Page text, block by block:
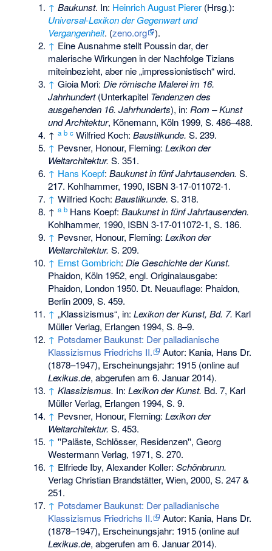
↑ Baukunst. In: Heinrich August Pierer (Hrsg.):
Universal-Lexikon der Gegenwart und
Vergangenheit. (zeno.org
).
↑ Eine Ausnahme stellt Poussin dar, der
malerische Wirkungen in der Nachfolge Tizians
miteinbezieht, aber nie „impressionistisch“ wird.
↑ Gioia Mori:Die römische Malerei im 16.
Jahrhundert(Unterkapitel Tendenzen des
ausgehenden 16. Jahrhunderts), in:Rom – Kunst
und Architektur, Könemann, Köln 1999, S. 486–488.
↑a b c Wilfried Koch:Baustilkunde. S. 239.
↑ Pevsner, Honour, Fleming:Lexikon der
Weltarchitektur. S. 351.
↑ Hans Koepf:Baukunst in fünf Jahrtausenden. S.
217. Kohlhammer, 1990, ISBN 3-17-011072-1.
↑ Wilfried Koch:Baustilkunde. S. 318.
↑a b Hans Koepf:Baukunst in fünf Jahrtausenden.
Kohlhammer, 1990, ISBN 3-17-011072-1, S. 186.
↑ Pevsner, Honour, Fleming:Lexikon der
Weltarchitektur. S. 209.
↑ Ernst Gombrich:Die Geschichte der Kunst.
Phaidon, Köln 1952, engl. Originalausgabe:
Phaidon, London 1950. Dt. Neuauflage: Phaidon,
Berlin 2009, S. 459.
↑ „Klassizismus“, in:Lexikon der Kunst, Bd. 7. Karl
Müller Verlag, Erlangen 1994, S. 8–9.
↑ Potsdamer Baukunst: Der palladianische
Klassizismus Friedrichs II.
Autor: Kania, Hans Dr.
(1878–1947), Erscheinungsjahr: 1915 (online auf
Lexikus.de, abgerufen am 6. Januar 2014).
↑ Klassizismus. In:Lexikon der Kunst. Bd. 7, Karl
Müller Verlag, Erlangen 1994, S. 9.
↑ Pevsner, Honour, Fleming:Lexikon der
Weltarchitektur. S. 453.
↑ ''Paläste, Schlösser, Residenzen'', Georg
Westermann Verlag, 1971, S. 270.
↑ Elfriede Iby, Alexander Koller:Schönbrunn.
Verlag Christian Brandstätter, Wien, 2000, S. 247 &
251.
↑ Potsdamer Baukunst: Der palladianische
Klassizismus Friedrichs II.
Autor: Kania, Hans Dr.
(1878–1947), Erscheinungsjahr: 1915 (online auf
Lexikus.de, abgerufen am 6. Januar 2014).